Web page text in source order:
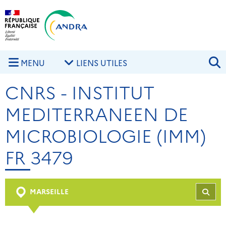
Aller au contenu principal
MENU LIENS UTILES
CNRS - INSTITUT
MEDITERRANEEN DE
MICROBIOLOGIE (IMM)
FR 3479
MARSEILLE